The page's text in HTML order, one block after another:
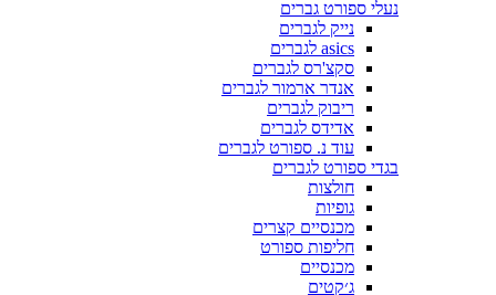
נעלי ספורט גברים
נייק לגברים
asics לגברים
סקצ'רס לגברים
אנדר ארמור לגברים
ריבוק לגברים
אדידס לגברים
עוד נ. ספורט לגברים
בגדי ספורט לגברים
חולצות
גופיות
מכנסיים קצרים
חליפות ספורט
מכנסיים
ג׳קטים